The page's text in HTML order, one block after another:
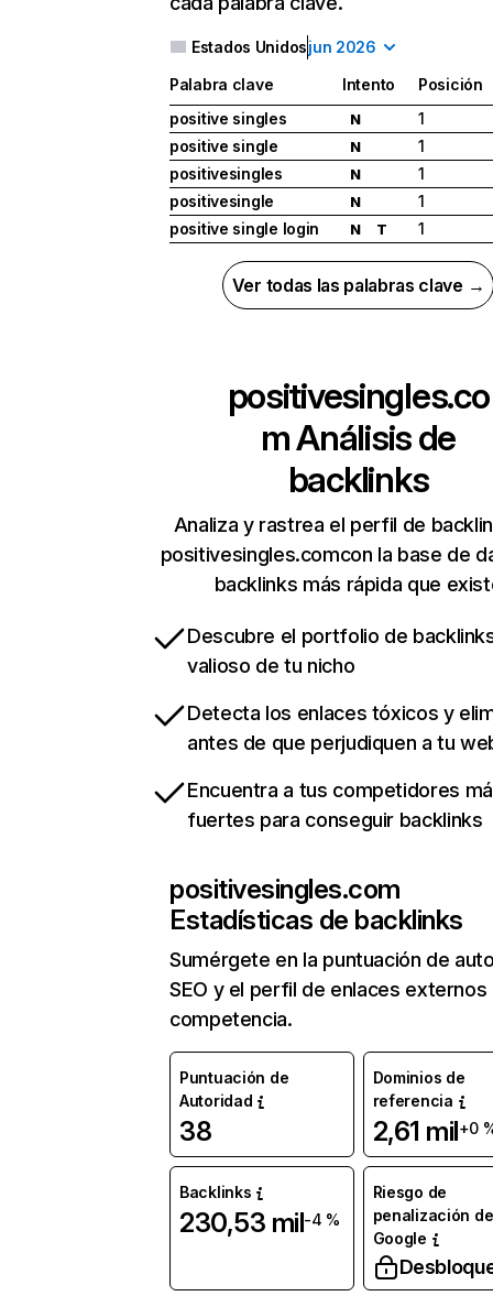
Estados Unidosjun 2026
Palabra clave Intento
Posición
positive singles
N
1
positive single
N
1
positivesingles
N
1
positivesingle
N
1
positive single login
N T 1
Ver todas las palabras clave →
positivesingles.co
mAnálisis de
backlinks
Analiza y rastrea el perfil de
positivesingles.comcon la base de
backlinks más rápida que
Descubre el portfolio de
valioso de tu nicho
Detecta los enlaces tóxicos y
antes de que perjudiquen a tu
Encuentra a tus competidores
fuertes para conseguir backlinks
positivesingles.com
Estadísticas de backlinks
Sumérgete en la puntuación de
SEO y el perfil de enlaces externos
competencia.
Puntuación de
Autoridad
38
Dominios de
referencia
2,61 mil+0
Backlinks
230,53 mil-4 %
Riesgo de
penalización de
Google